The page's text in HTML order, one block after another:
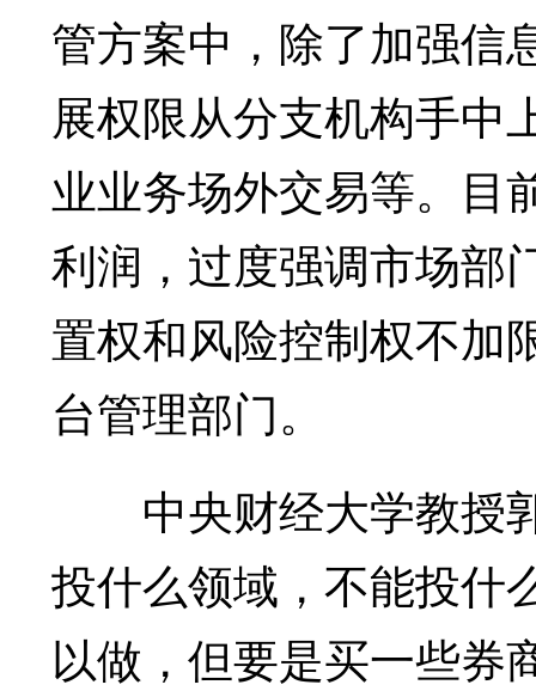
管方案中，除了加强信
展权限从分支机构手中
业业务场外交易等。目
利润，过度强调市场部
置权和风险控制权不加
台管理部门。
中央财经大学教授
投什么领域，不能投什
以做，但要是买一些券